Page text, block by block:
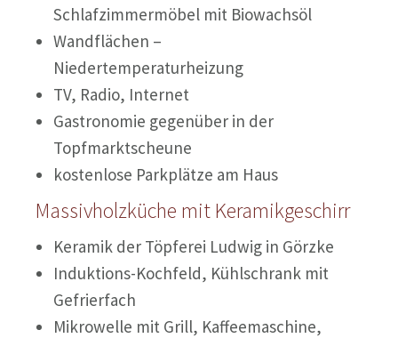
Schlafzimmermöbel mit Biowachsöl
Wandflächen –
Niedertemperaturheizung
TV, Radio, Internet
Gastronomie gegenüber in der
Topfmarktscheune
kostenlose Parkplätze am Haus
Massivholzküche mit Keramikgeschirr
Keramik der Töpferei Ludwig in Görzke
Induktions-Kochfeld, Kühlschrank mit
Gefrierfach
Mikrowelle mit Grill, Kaffeemaschine,